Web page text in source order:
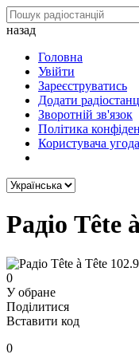
назад
Головна
Увійти
Зареєструватись
Додати
Зворотній зв'язок
Політика
Користувача угода
Радіо Tête
0
У обране
Поділитися
Вставити код
0